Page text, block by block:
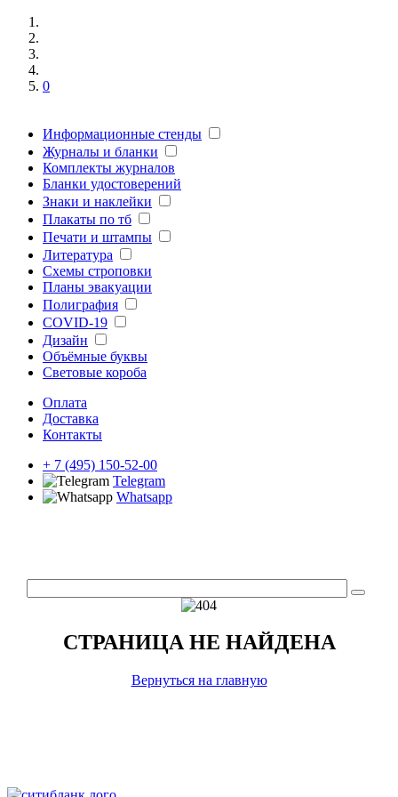
0
Информационные стенды
Журналы и бланки
Комплекты журналов
Бланки удостоверений
Знаки и наклейки
Плакаты по тб
Печати и штампы
Литература
Схемы строповки
Планы эвакуации
Полиграфия
COVID-19
Дизайн
Объёмные буквы
Световые короба
Оплата
Доставка
Контакты
+ 7 (495) 150-52-00
Telegram
Whatsapp
СТРАНИЦА НЕ НАЙДЕНА
Вернуться на главную